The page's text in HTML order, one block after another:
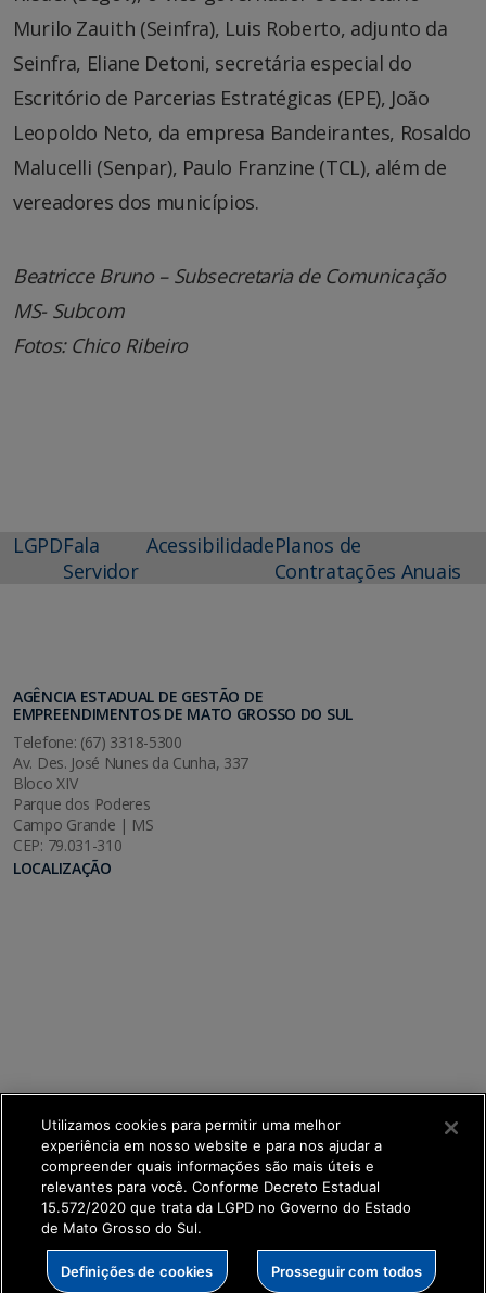
Murilo Zauith (Seinfra), Luis Roberto, adjunto da
Seinfra, Eliane Detoni, secretária especial do
Escritório de Parcerias Estratégicas (EPE), João
Leopoldo Neto, da empresa Bandeirantes, Rosaldo
Malucelli (Senpar), Paulo Franzine (TCL), além de
vereadores dos municípios.
Beatricce Bruno – Subsecretaria de Comunicação
MS- Subcom
Fotos: Chico Ribeiro
LGPDFala
Servidor
AcessibilidadePlanos de
Contratações Anuais
AGÊNCIA ESTADUAL DE GESTÃO DE
EMPREENDIMENTOS DE MATO GROSSO DO SUL
Telefone: (67) 3318-5300
Av. Des. José Nunes da Cunha, 337
Bloco XIV
Parque dos Poderes
Campo Grande | MS
CEP: 79.031-310
LOCALIZAÇÃO
SETDIG | Secretaria-Executiva de Transformação
Digital
Utilizamos cookies para permitir uma melhor
experiência em nosso website e para nos ajudar a
compreender quais informações são mais úteis e
relevantes para você. Conforme Decreto Estadual
15.572/2020 que trata da LGPD no Governo do Estado
de Mato Grosso do Sul.
Definições de cookies Prosseguir com todos